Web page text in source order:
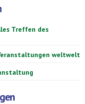
Treffen des
weltwelt